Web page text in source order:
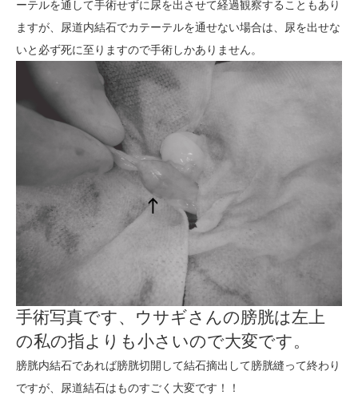
ーテルを通して手術せずに尿を出させて経過観察することもあり
ますが、尿道内結石でカテーテルを通せない場合は、尿を出せな
いと必ず死に至りますので手術しかありません。
手術写真です、ウサギさんの膀胱は左上
の私の指よりも小さいので大変です。
膀胱内結石であれば膀胱切開して結石摘出して膀胱縫って終わり
ですが、尿道結石はものすごく大変です！！